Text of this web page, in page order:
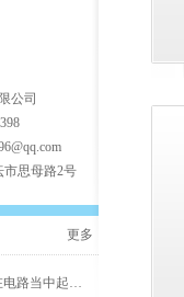
公司
思母路2号
更多
高温石墨电热板在电路当中起到了什么作用